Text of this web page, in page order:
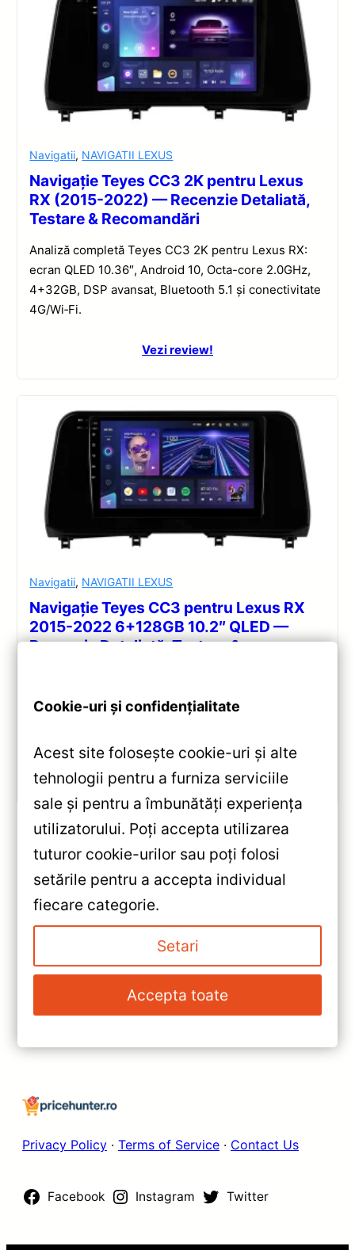
Navigatii, NAVIGATII LEXUS
Navigație Teyes CC3 2K pentru Lexus
RX (2015-2022) — Recenzie Detaliată,
Testare & Recomandări
Analiză completă Teyes CC3 2K pentru Lexus RX:
ecran QLED 10.36″, Android 10, Octa-core 2.0GHz,
4+32GB, DSP avansat, Bluetooth 5.1 și conectivitate
4G/Wi‑Fi.
Vezi review!
Navigatii, NAVIGATII LEXUS
Navigație Teyes CC3 pentru Lexus RX
2015-2022 6+128GB 10.2″ QLED —
Recenzie Detaliată, Testare &
Android 10, Octa-core 1.8GHz, 6+128GB, ecran QLED
Vezi review!
«Navigatie Auto Dacia Sandero 3
2021-2024 9″ QLED 4+32GB
Teyes CC3 — Recenzie
Detaliată, Testare &
Recomandări
»
Navigație Auto Teyes CC3
Dacia Logan 3 2021-2024 —
Recenzie Detaliată, Testare &
Recomandări
Privacy Policy · Terms of Service · Contact Us
Facebook Instagram Twitter
Cookie-uri și confidențialitate
Acest site folosește cookie-uri și alte
tehnologii pentru a furniza serviciile
sale și pentru a îmbunătăți experiența
utilizatorului. Poți accepta utilizarea
tuturor cookie-urilor sau poți folosi
setările pentru a accepta individual
fiecare categorie.
Setari
Accepta toate